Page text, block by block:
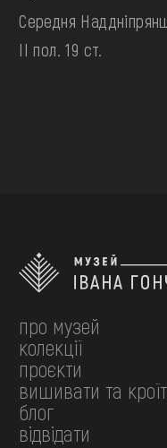
Середня
II пол. 19 ст.
про музей
колекції
проєкти
вишивати та
блог
відвідати